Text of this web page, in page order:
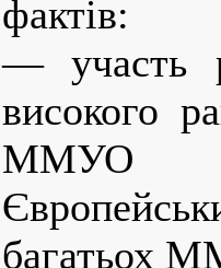
фактів:
— участь
високого
ММУО
багатьох